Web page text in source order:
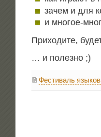
зачем и для
и мно­гое-
При­хо­ди­те,
… и полез­но ;)
Фестиваль